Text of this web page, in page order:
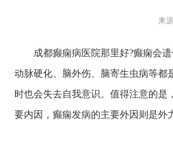
来
成都癫痫病医院那里好?癫痫会遗
动脉硬化、脑外伤、脑寄生虫病等都
时也会失去自我意识。值得注意的是
要内因，癫痫发病的主要外因则是外